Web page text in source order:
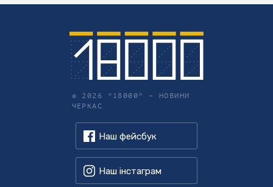
© 2026 "18000" – НОВИНИ
ЧЕРКАС
Наш фейсбук
Наш інстаграм